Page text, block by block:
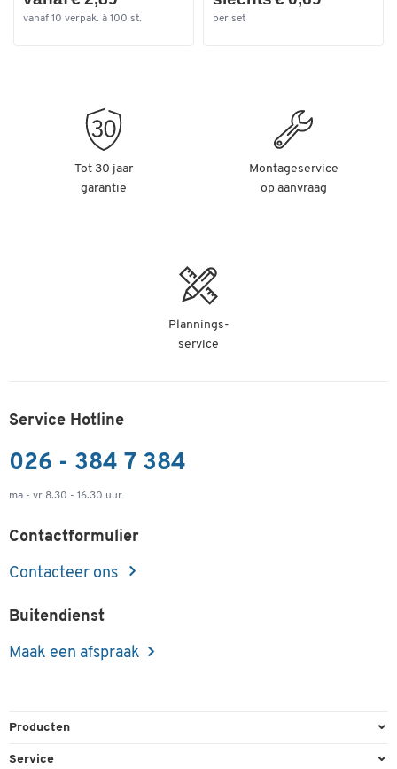
vanaf 10 verpak. à 100 st. per set
Tot 30 jaar
garantie
Montageservice
op aanvraag
Plannings-
service
Service Hotline
026 - 384 7 384
ma - vr 8.30 - 16.30 uur
Contactformulier
Contacteer ons
Buitendienst
Maak een afspraak
Producten
Kantoorbenodigdheden
Service